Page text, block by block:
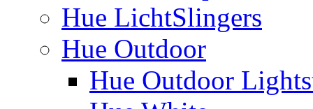
Hue LichtSlingers
Hue Outdoor
Hue Outdoor